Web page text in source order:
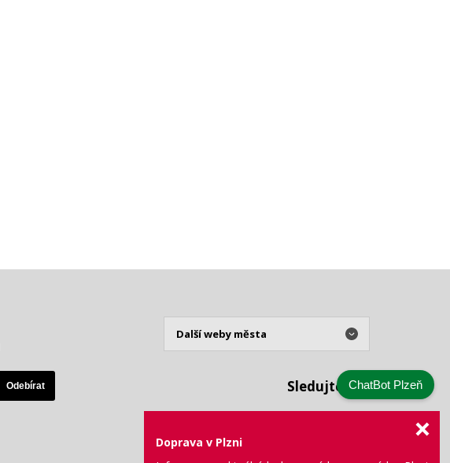
Sledujte nás
Doprava v Plzni
ChatBot Plzeň